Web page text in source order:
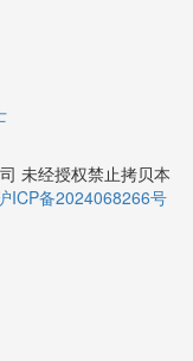
未经授权禁止拷贝本
ICP备2024068266号